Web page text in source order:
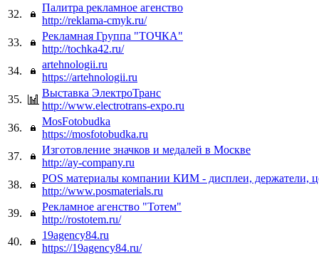
32.
Палитра рекламное агенство
http://reklama-cmyk.ru/
33.
Рекламная Группа "ТОЧКА"
http://tochka42.ru/
34.
artehnologii.ru
https://artehnologii.ru
35.
Выставка ЭлектроТранс
http://www.electrotrans-expo.ru
36.
MosFotobudka
https://mosfotobudka.ru
37.
Изготовление значков и медалей в Москве
http://ay-company.ru
38.
POS материалы компании КИМ - дисплеи, держатели,
http://www.posmaterials.ru
39.
Рекламное агенство "Тотем"
http://rostotem.ru/
40.
19agency84.ru
https://19agency84.ru/